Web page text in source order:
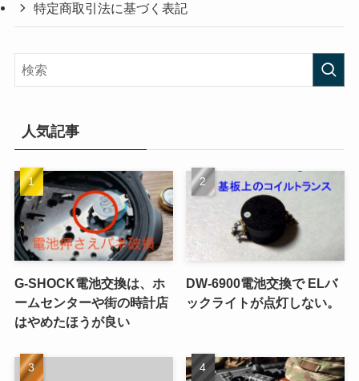
特定商取引法に基づく表記
人気記事
G-SHOCK電池交換は、ホ
ームセンターや街の時計店
はやめたほうが良い
DW-6900電池交換で ELバ
ックライトが点灯しない。